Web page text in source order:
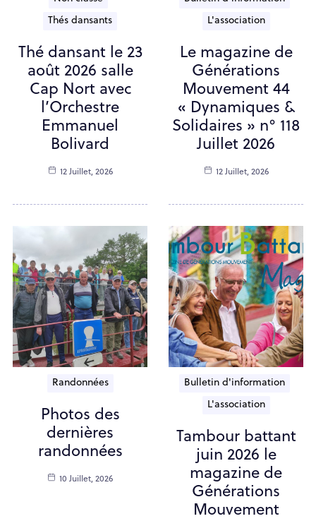
Thés dansants
Thé dansant le 23
août 2026 salle
Cap Nort avec
l’Orchestre
Emmanuel
Bolivard
12 Juillet, 2026
L'association
Le magazine de
Générations
Mouvement 44
« Dynamiques &
Solidaires » n° 118
Juillet 2026
12 Juillet, 2026
Randonnées
Photos des
dernières
randonnées
10 Juillet, 2026
Bulletin d'information
L'association
Tambour battant
juin 2026 le
magazine de
Générations
Mouvement